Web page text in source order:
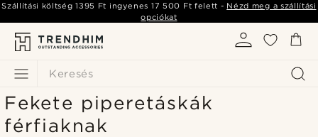
Keresés
Szállítási költség1395 Ft ingyenes 17 500 Ft felett - Nézd meg a szállítási
opciókat
Fekete piperetáskák
férfiaknak